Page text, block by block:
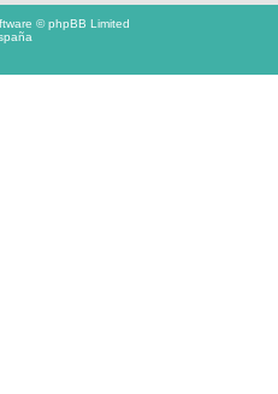
© phpBB Limited